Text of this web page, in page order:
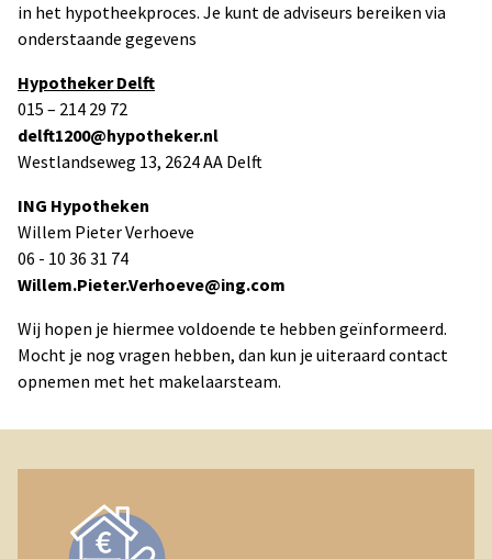
in het hypotheekproces. Je kunt de adviseurs bereiken via
onderstaande gegevens
Hypotheker Delft
015 – 214 29 72
delft1200@hypotheker.nl
Westlandseweg 13, 2624 AA Delft
ING Hypotheken
Willem Pieter Verhoeve
06 - 10 36 31 74
Willem.Pieter.Verhoeve@ing.com
Wij hopen je hiermee voldoende te hebben geïnformeerd.
Mocht je nog vragen hebben, dan kun je uiteraard contact
opnemen met het makelaarsteam.